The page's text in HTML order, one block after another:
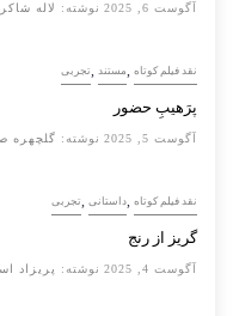
نوشته: لاله آگوست 6, 2025
تجربی, مستند, نقد فیلم کوتاه
پرَهیب‌ِ حضور
نوشته: گلچهره آگوست 5, 2025
تجربی, داستانی, نقد فیلم کوتاه
گریز از رنج
نوشته: پریزاد آگوست 4, 2025